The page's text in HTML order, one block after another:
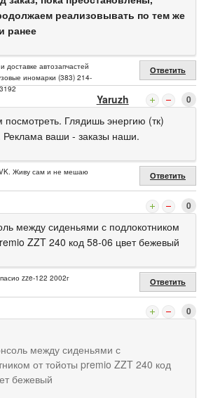
реализовывать по тем же
ранее
доставке автозапчастей
иномарки (383) 214-
Ответить
Yaruzh 0
посмотреть. Глядишь энергию (тк)
ваши - заказы наши.
Живу сам и не мешаю
Ответить
0
между сиденьями с подлокотником
ZZT 240 код 58-06 цвет бежевый
zze-122 2002г Ответить
0
между сиденьями с
от тойоты premio ZZT 240 код
бежевый